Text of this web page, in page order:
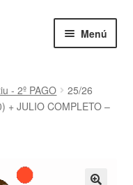
Menú
- 2º PAGO
25/26
+ JULIO COMPLETO –